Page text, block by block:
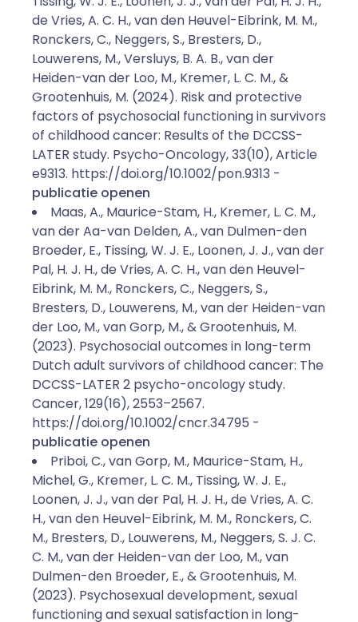
de Vries, A. C. H., van den Heuvel-Eibrink, M. M.,
Ronckers, C., Neggers, S., Bresters, D.,
Louwerens, M., Versluys, B. A. B., van der
Heiden-van der Loo, M., Kremer, L. C. M., &
Grootenhuis, M. (2024). Risk and protective
factors of psychosocial functioning in survivors
of childhood cancer: Results of the DCCSS-
LATER study. Psycho-Oncology, 33(10), Article
e9313. https://doi.org/10.1002/pon.9313 -
publicatie openen
Maas, A., Maurice-Stam, H., Kremer, L. C. M.,
van der Aa-van Delden, A., van Dulmen-den
Broeder, E., Tissing, W. J. E., Loonen, J. J., van der
Pal, H. J. H., de Vries, A. C. H., van den Heuvel-
Eibrink, M. M., Ronckers, C., Neggers, S.,
Bresters, D., Louwerens, M., van der Heiden-van
der Loo, M., van Gorp, M., & Grootenhuis, M.
(2023). Psychosocial outcomes in long-term
Dutch adult survivors of childhood cancer: The
DCCSS-LATER 2 psycho-oncology study.
Cancer, 129(16), 2553–2567.
https://doi.org/10.1002/cncr.34795 -
publicatie openen
Priboi, C., van Gorp, M., Maurice-Stam, H.,
Michel, G., Kremer, L. C. M., Tissing, W. J. E.,
Loonen, J. J., van der Pal, H. J. H., de Vries, A. C.
H., van den Heuvel-Eibrink, M. M., Ronckers, C.
M., Bresters, D., Louwerens, M., Neggers, S. J. C.
C. M., van der Heiden-van der Loo, M., van
Dulmen-den Broeder, E., & Grootenhuis, M.
(2023). Psychosexual development, sexual
functioning and sexual satisfaction in long-